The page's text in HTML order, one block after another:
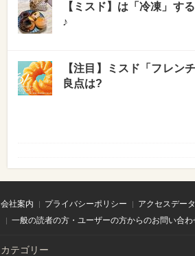
【ミスド】は「冷凍」す
♪
【注目】ミスド「フレン
良点は?
会社案内 プライバシーポリシー アクセスデー
一般の読者の方・ユーザーの方からのお問い合わ
カテゴリー